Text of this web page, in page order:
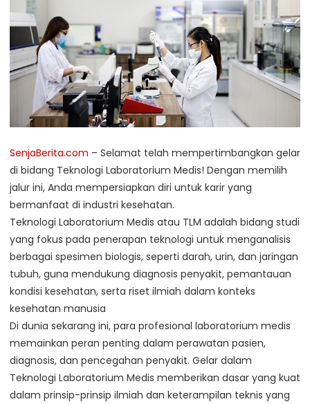
SenjaBerita.com – Selamat telah mempertimbangkan gelar
di bidang Teknologi Laboratorium Medis! Dengan memilih
jalur ini, Anda mempersiapkan diri untuk karir yang
bermanfaat di industri kesehatan.
Teknologi Laboratorium Medis atau TLM adalah bidang studi
yang fokus pada penerapan teknologi untuk menganalisis
berbagai spesimen biologis, seperti darah, urin, dan jaringan
tubuh, guna mendukung diagnosis penyakit, pemantauan
kondisi kesehatan, serta riset ilmiah dalam konteks
kesehatan manusia
Di dunia sekarang ini, para profesional laboratorium medis
memainkan peran penting dalam perawatan pasien,
diagnosis, dan pencegahan penyakit. Gelar dalam
Teknologi Laboratorium Medis memberikan dasar yang kuat
dalam prinsip-prinsip ilmiah dan keterampilan teknis yang